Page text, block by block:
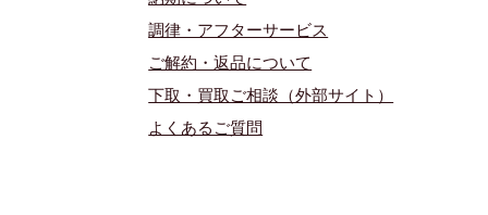
調律・アフターサービス
ご解約・返品について
下取・買取ご相談（外部サイト）
よくあるご質問